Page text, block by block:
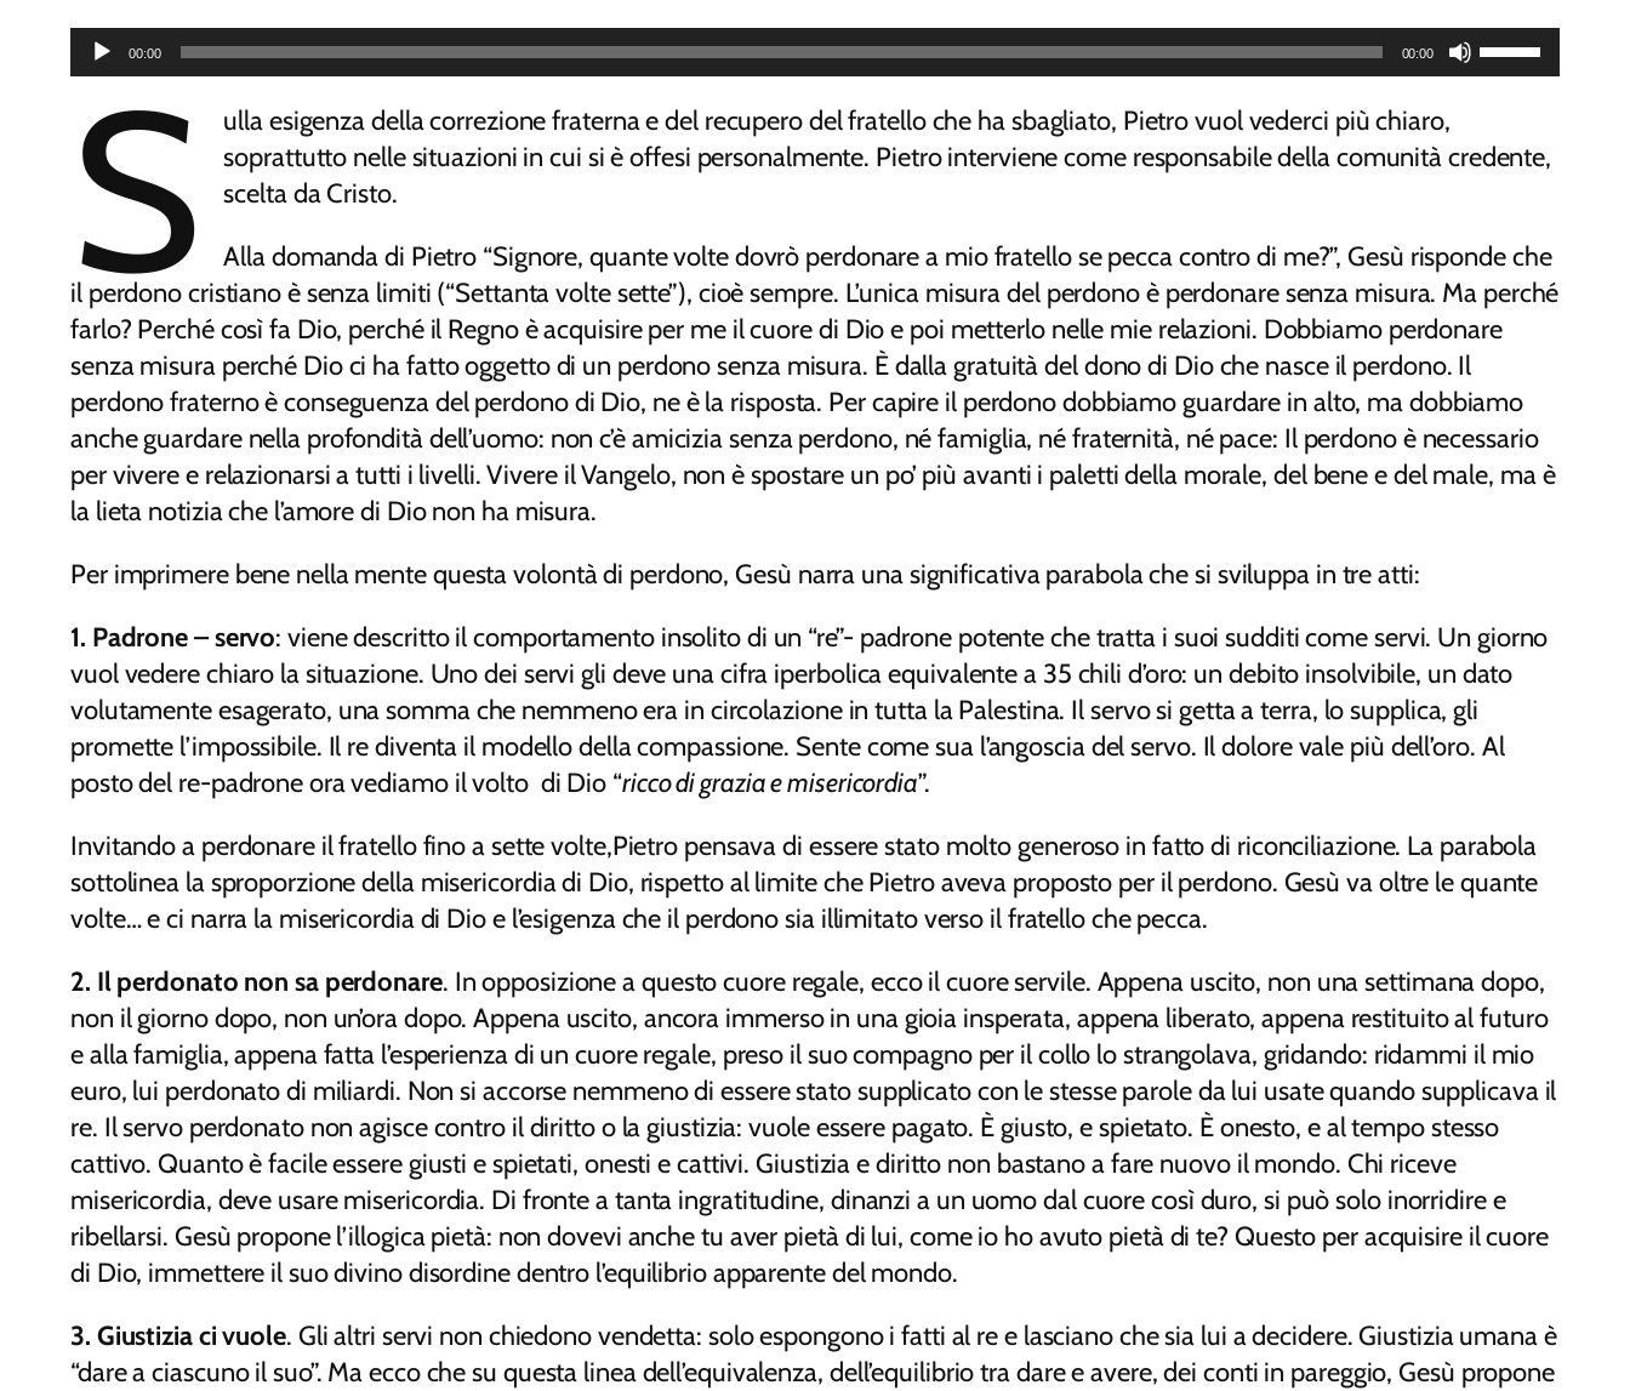
EMBED
Audio
Player
00:00 00:00
Usa
i
freccia
aumentare
o
diminuire
volume.
S
ulla esigenza della correzione fraterna e del recupero del fratello che ha sbagliato, Pietro vuol vederci più chiaro,
soprattutto nelle situazioni in cui si è offesi personalmente. Pietro interviene come responsabile della comunità credente,
scelta da Cristo.
Alla domanda di Pietro “Signore, quante volte dovrò perdonare a mio fratello se pecca contro di me?”, Gesù risponde che
il perdono cristiano è senza limiti (“Settanta volte sette”), cioè sempre. L’unica misura del perdono è perdonare senza misura. Ma perché
farlo? Perché così fa Dio, perché il Regno è acquisire per me il cuore di Dio e poi metterlo nelle mie relazioni. Dobbiamo perdonare
senza misura perché Dio ci ha fatto oggetto di un perdono senza misura. È dalla gratuità del dono di Dio che nasce il perdono. Il
perdono fraterno è conseguenza del perdono di Dio, ne è la risposta. Per capire il perdono dobbiamo guardare in alto, ma dobbiamo
anche guardare nella profondità dell’uomo: non c’è amicizia senza perdono, né famiglia, né fraternità, né pace: Il perdono è necessario
per vivere e relazionarsi a tutti i livelli. Vivere il Vangelo, non è spostare un po’ più avanti i paletti della morale, del bene e del male, ma è
la lieta notizia che l’amore di Dio non ha misura.
Per imprimere bene nella mente questa volontà di perdono, Gesù narra una significativa parabola che si sviluppa in tre atti:
1. Padrone – servo: viene descritto il comportamento insolito di un “re”- padrone potente che tratta i suoi sudditi come servi. Un giorno
vuol vedere chiaro la situazione. Uno dei servi gli deve una cifra iperbolica equivalente a 35 chili d’oro: un debito insolvibile, un dato
volutamente esagerato, una somma che nemmeno era in circolazione in tutta la Palestina. Il servo si getta a terra, lo supplica, gli
promette l’impossibile. Il re diventa il modello della compassione. Sente come sua l’angoscia del servo. Il dolore vale più dell’oro. Al
posto del re-padrone ora vediamo il volto di Dio “ricco di grazia e misericordia”.
Invitando a perdonare il fratello fino a sette volte,Pietro pensava di essere stato molto generoso in fatto di riconciliazione. La parabola
sottolinea la sproporzione della misericordia di Dio, rispetto al limite che Pietro aveva proposto per il perdono. Gesù va oltre le quante
volte… e ci narra la misericordia di Dio e l’esigenza che il perdono sia illimitato verso il fratello che pecca.
2. Il perdonato non sa perdonare. In opposizione a questo cuore regale, ecco il cuore servile. Appena uscito, non una settimana dopo,
non il giorno dopo, non un’ora dopo. Appena uscito, ancora immerso in una gioia insperata, appena liberato, appena restituito al futuro
e alla famiglia, appena fatta l’esperienza di un cuore regale, preso il suo compagno per il collo lo strangolava, gridando: ridammi il mio
euro, lui perdonato di miliardi. Non si accorse nemmeno di essere stato supplicato con le stesse parole da lui usate quando supplicava il
re. Il servo perdonato non agisce contro il diritto o la giustizia: vuole essere pagato. È giusto, e spietato. È onesto, e al tempo stesso
cattivo. Quanto è facile essere giusti e spietati, onesti e cattivi. Giustizia e diritto non bastano a fare nuovo il mondo. Chi riceve
misericordia, deve usare misericordia. Di fronte a tanta ingratitudine, dinanzi a un uomo dal cuore così duro, si può solo inorridire e
ribellarsi. Gesù propone l’illogica pietà: non dovevi anche tu aver pietà di lui, come io ho avuto pietà di te? Questo per acquisire il cuore
di Dio, immettere il suo divino disordine dentro l’equilibrio apparente del mondo.
3. Giustizia ci vuole. Gli altri servi non chiedono vendetta: solo espongono i fatti al re e lasciano che sia lui a decidere. Giustizia umana è
“dare a ciascuno il suo”. Ma ecco che su questa linea dell’equivalenza, dell’equilibrio tra dare e avere, dei conti in pareggio, Gesù propone